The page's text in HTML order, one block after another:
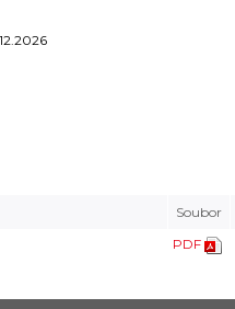
Soubor
PDF